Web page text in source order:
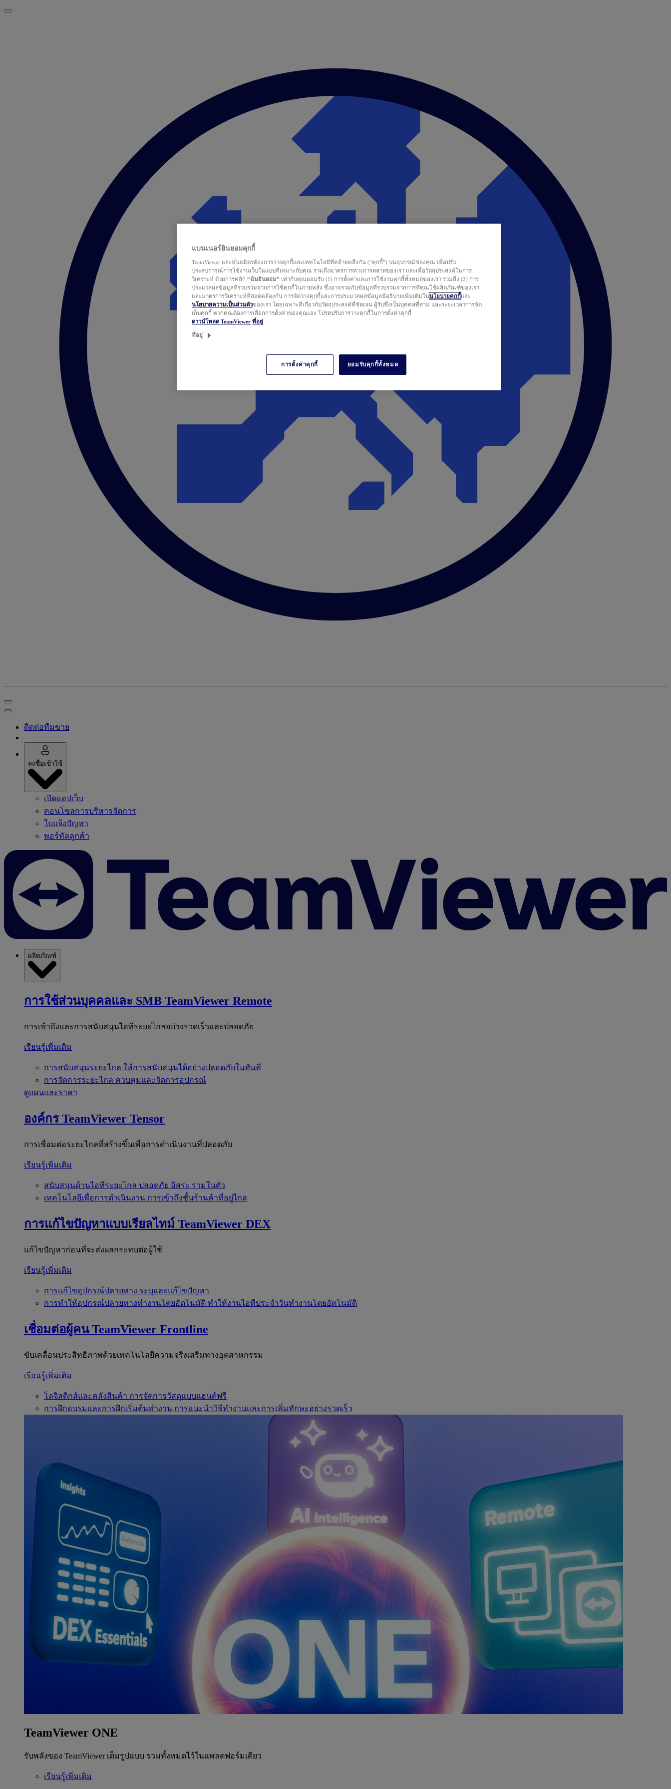
ติดต่อทีมขาย
ลงชื่อเข้าใช้
เปิดแอปเว็บ
คอนโซลการบริหารจัดการ
ใบแจ้งปัญหา
พอร์ทัลลูกค้า
ผลิตภัณฑ์
การใช้ส่วนบุคคลและ SMB TeamViewer Remote
การเข้าถึงและการสนับสนุนไอทีระยะไกลอย่างรวดเร็วและปลอดภัย
เรียนรู้เพิ่มเติม
การสนับสนุนระยะไกล ให้การสนับสนุนได้อย่างปลอดภัยในทันที
การจัดการระยะไกล ควบคุมและจัดการอุปกรณ์
ดูแผนและราคา
องค์กร TeamViewer Tensor
การเชื่อมต่อระยะไกลที่สร้างขึ้นเพื่อการดำเนินงานที่ปลอดภัย
เรียนรู้เพิ่มเติม
สนับสนุนด้านไอทีระยะไกล ปลอดภัย อิสระ รวมในตัว
เทคโนโลยีเพื่อการดำเนินงาน การเข้าถึงชั้นร้านค้าที่อยู่ไกล
การแก้ไขปัญหาแบบเรียลไทม์ TeamViewer DEX
แก้ไขปัญหาก่อนที่จะส่งผลกระทบต่อผู้ใช้
เรียนรู้เพิ่มเติม
การแก้ไขอุปกรณ์ปลายทาง ระบุและแก้ไขปัญหา
การทำให้อุปกรณ์ปลายทางทำงานโดยอัตโนมัติ ทำให้งานไอทีประจำวันทำงานโดยอัตโนมัติ
เชื่อมต่อผู้คน TeamViewer Frontline
ขับเคลื่อนประสิทธิภาพด้วยเทคโนโลยีความจริงเสริมทางอุตสาหกรรม
เรียนรู้เพิ่มเติม
โลจิสติกส์และคลังสินค้า การจัดการวัสดุแบบแฮนด์ฟรี
การฝึกอบรมและการฝึกเริ่มต้นทำงาน การแนะนำวิธีทำงานและการเพิ่มทักษะอย่างรวดเร็ว
TeamViewer ONE
รับพลังของ TeamViewer เต็มรูปแบบ รวมทั้งหมดไว้ในแพลตฟอร์มเดียว
เรียนรู้เพิ่มเติม
แบนเนอร์ยินยอมคุกกี้
TeamViewer และพันธมิตรต้องการวางคุกกี้และเทคโนโลยีที่คล้ายคลึงกัน (“คุกกี้”) บนอุปกรณ์ของคุณ เพื่อปรับ
ประสบการณ์การใช้งานเว็บในแบบที่เหมาะกับคุณ รวมถึงมาตรการทางการตลาดของเรา และเพื่อวัตถุประสงค์ในการ
วิเคราะห์ ด้วยการคลิก “ฉันยินยอม” เท่ากับคุณยอมรับ (1) การตั้งค่าและการใช้งานคุกกี้ทั้งหมดของเรา รวมถึง (2) การ
ประมวลผลข้อมูลที่รวบรวมจากการใช้คุกกี้ในภายหลัง ซึ่งอาจรวมกับข้อมูลที่รวบรวมจากการที่คุณใช้ผลิตภัณฑ์ของเรา
และมาตรการวิเคราะห์ที่สอดคล้องกัน การจัดวางคุกกี้และการประมวลผลข้อมูลมีอธิบายเพิ่มเติมในนโยบายคุกกี้และ
นโยบายความเป็นส่วนตัวของเรา โดยเฉพาะที่เกี่ยวกับวัตถุประสงค์ที่ชัดเจน ผู้รับซึ่งเป็นบุคคลที่สาม และระยะเวลาการจัด
เก็บคุกกี้ หากคุณต้องการเลือกการตั้งค่าของคุณเอง โปรดปรับการวางคุกกี้ในการตั้งค่าคุกกี้
ดาวน์โหลด TeamViewer ที่อยู่
ที่อยู่
การตั้งค่าคุกกี้ ยอมรับคุกกี้ทั้งหมด